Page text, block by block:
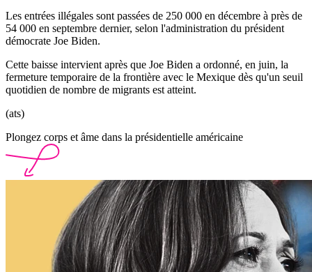
Les entrées illégales sont passées de 250 000 en décembre à près de
54 000 en septembre dernier, selon l'administration du président
démocrate Joe Biden.
Cette baisse intervient après que Joe Biden a ordonné, en juin, la
fermeture temporaire de la frontière avec le Mexique dès qu'un seuil
quotidien de nombre de migrants est atteint.
(ats)
Plongez corps et âme dans la présidentielle américaine